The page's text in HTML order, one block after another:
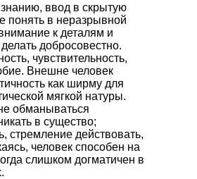
ввод в скрытую
понять в неразрывной
к деталям и
добросовестно.
чувствительность,
Внешне человек
как ширму для
мягкой натуры.
обманываться
в существо;
стремление действовать,
человек способен на
слишком догматичен в